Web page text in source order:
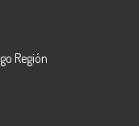
Región